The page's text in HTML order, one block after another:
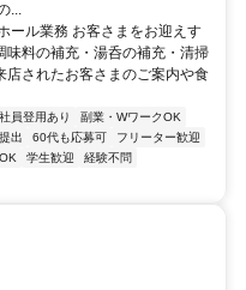
...
ール業務 お客さまをお迎えす
味料の補充・湯呑の補充・清掃
店されたお客さまのご案内や食
社員登用あり
副業・WワークOK
出 60代も応募可
フリーター歓迎
学生歓迎
経験不問